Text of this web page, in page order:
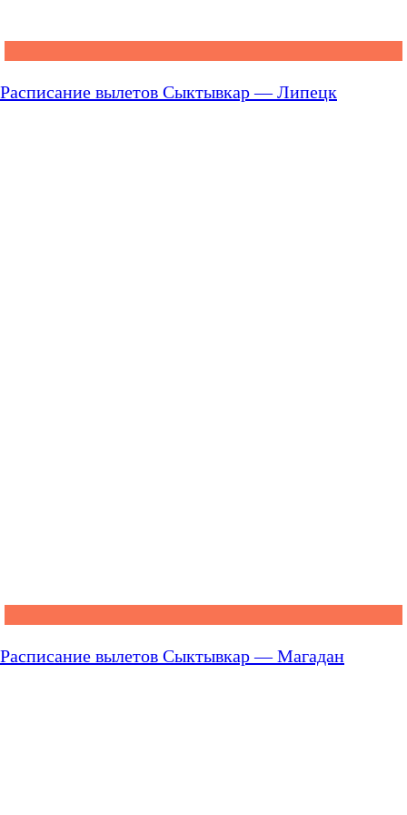
Расписание вылетов Сыктывкар — Липецк
Расписание вылетов Сыктывкар — Магадан